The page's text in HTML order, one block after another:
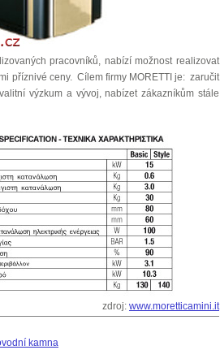
pracovníků, nabízí možnost realizovat
příznivé ceny. Cílem firmy MORETTI je: zaručit
výzkum a vývoj, nabízet zákazníkům stále
zdroj: www.moretticamini.it
kamna